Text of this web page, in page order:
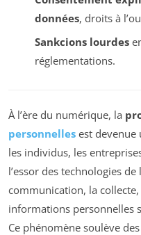
données, droits à
Sankcions lourdes
réglementations.
À l’ère du numérique, la
personnelles est devenue
les individus, les
l’essor des technologies
communication, la
informations personnelles
Ce phénomène soulève